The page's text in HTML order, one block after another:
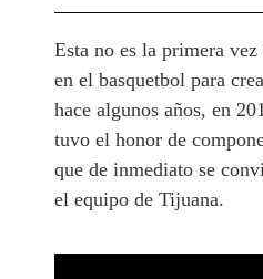
Esta no es la primera
en el basquetbol para
hace algunos años, en
tuvo el honor de
que de inmediato se
el equipo de Tijuana.